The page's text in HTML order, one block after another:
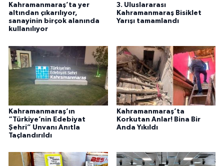
Kahramanmaraş’ta yer
altından çıkarılıyor,
sanayinin birçok alanında
kullanılıyor
3. Uluslararası
Kahramanmaraş Bisiklet
Yarışı tamamlandı
Kahramanmaraş’ın
“Türkiye’nin Edebiyat
Şehri” Unvanı Anıtla
Taçlandırıldı
Kahramanmaraş’ta
Korkutan Anlar! Bina Bir
Anda Yıkıldı